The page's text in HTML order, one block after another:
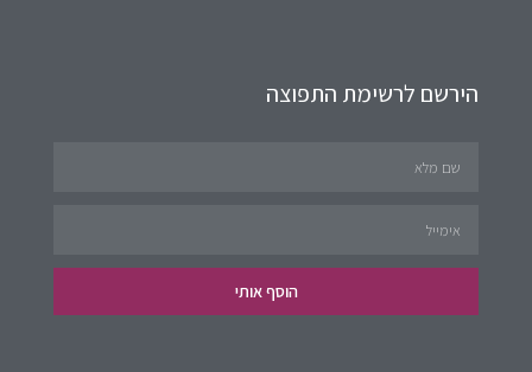
הירשם לרשימת התפוצה
הוסף אותי